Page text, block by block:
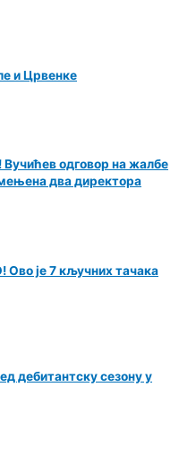
и Црвенке
одговор на жалбе
два директора
је 7 кључних тачака
дебитантску сезону у